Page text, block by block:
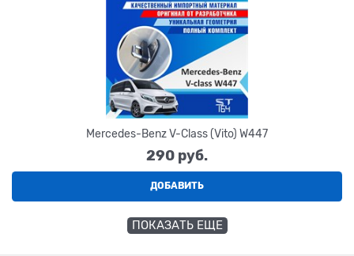
Mercedes-Benz V-Class (Vito) W447
290 руб.
ДОБАВИТЬ
ПОКАЗАТЬ ЕЩЕ